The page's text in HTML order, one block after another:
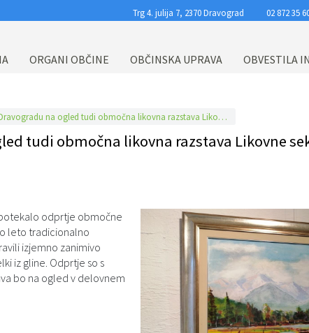
Trg 4. julija 7, 2370 Dravograd 02 872 35
ORGANI OBČINE OBČINSKA UPRAVA OBVESTILA
Ob občinskem prazniku je v Dravogradu na ogled tudi območna likovna razstava Likovne sekcije Kulturnega društva Dravograd
tudi območna likovna razstava Likovne
odprtje območne
leto tradicionalno
izjemno zanimivo
iz gline. Odprtje so s
bo na ogled v delovnem